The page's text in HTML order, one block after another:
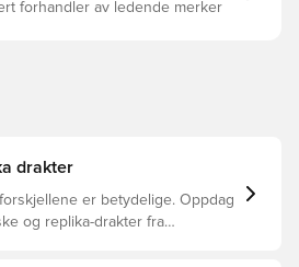
Recycled) Doubleknit
forhandler av ledende merker
drakter
er betydelige. Oppdag
og replika-drakter fra